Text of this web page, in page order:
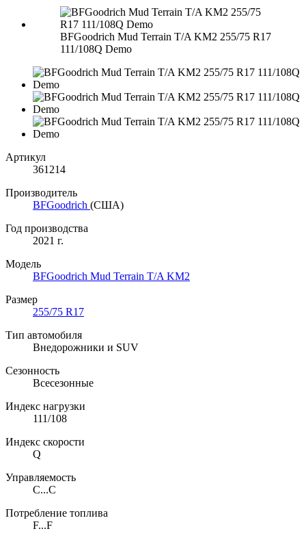
BFGoodrich Mud Terrain T/A KM2 255/75 R17
111/108Q Demo
Артикул
361214
Производитель
BFGoodrich (США)
Год производства
2021 г.
Модель
BFGoodrich Mud Terrain T/A KM2
Размер
255/75 R17
Тип автомобиля
Внедорожники и SUV
Сезонность
Всесезонные
Индекс нагрузки
111/108
Индекс скорости
Q
Управляемость
C...C
Потребление топлива
F...F